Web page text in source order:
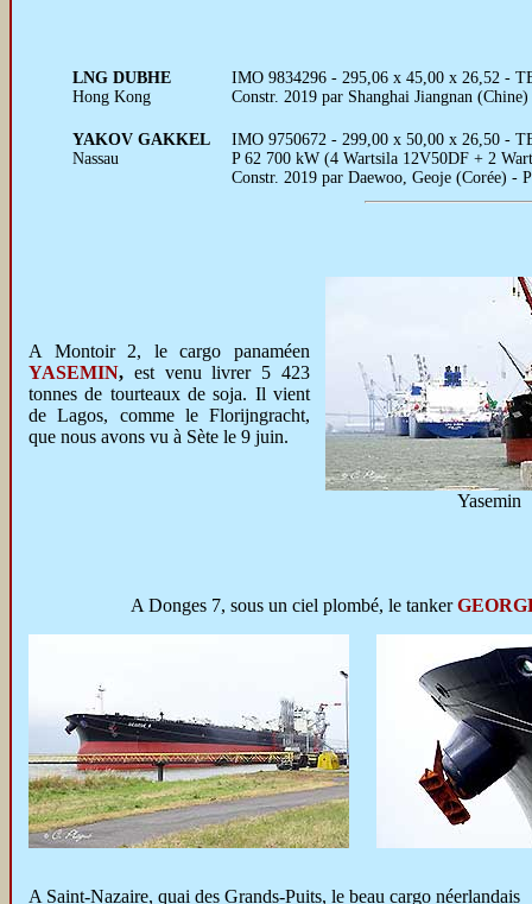
LNG DUBHE
Hong Kong
IMO 9834296 - 295,06 x 45,00 x 26,52 -
Constr. 2019 par Shanghai Jiangnan
YAKOV GAKKEL
Nassau
IMO 9750672 - 299,00 x 50,00 x 26,50 -
P 62 700 kW (4 Wartsila 12V50DF + 2
Constr. 2019 par Daewoo, Geoje (Corée) -
A Montoir 2, le cargo panaméen
YASEMIN, est venu livrer 5 423
tonnes de tourteaux de soja. Il vient
de Lagos, comme le Florijngracht,
que nous avons vu à Sète le 9 juin.
Yasemin
A Donges 7, sous un ciel plombé, le tanker
A Saint-Nazaire, quai des Grands-Puits, le beau cargo néerlandais